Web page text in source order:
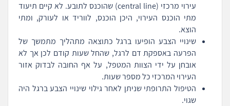
עירוי מרכזי (central line) שהוכנס לתובע. לא קיים תיעוד
מתי הוכנס העירוי, היכן הוכנס, לווריד או לעורק, ומתי
הוצא.
שינויי הצבע הופיעו ברגל כתוצאה מתהליך מתמשך של
הפרעה באספקת דם לרגל, שהחל שעות קודם לכן אך לא
אובחן על ידי הצוות המטפל, על אף החובה לבדוק אזור
העירוי המרכזי כל מספר שעות.
הטיפול התרופתי שניתן לאחר גילוי שינויי הצבע ברגל היה
שגוי.